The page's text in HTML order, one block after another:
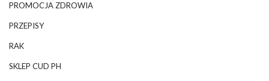
PROMOCJA ZDROWIA
PRZEPISY
RAK
SKLEP CUD PH